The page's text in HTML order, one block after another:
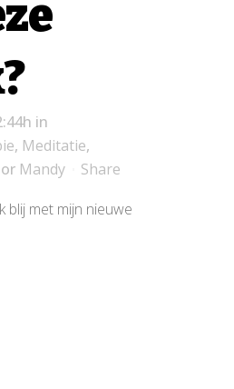
in
, Meditatie,
Mandy
Share
blij met mijn nieuwe